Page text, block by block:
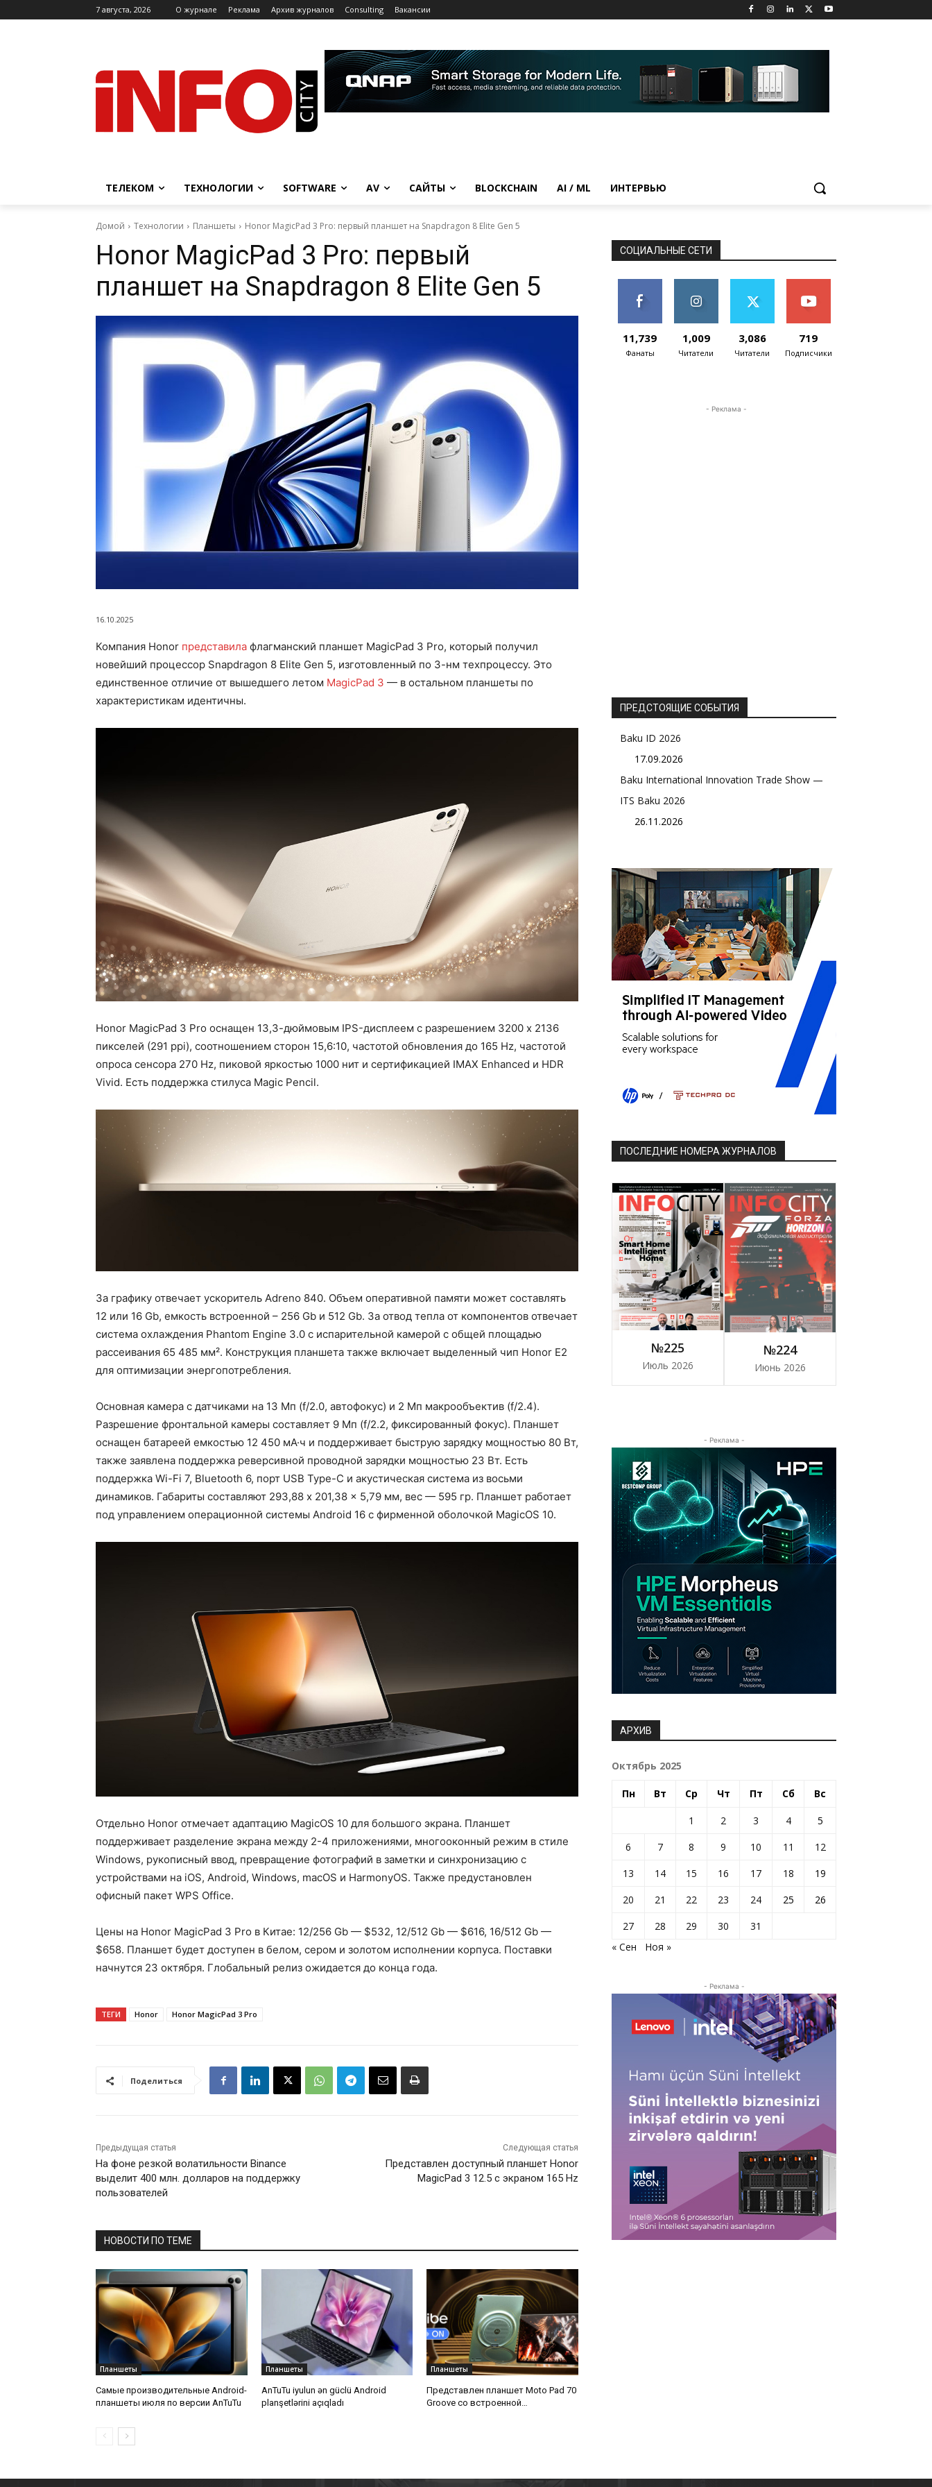
7 августа, 2026 O журнале Реклама Архив журналов Consulting Вакансии
ТЕЛЕКОМ ТЕХНОЛОГИИ SOFTWARE AV САЙТЫ BLOCKCHAIN AI / ML ИНТЕРВЬЮ
Домой Технологии Планшеты Honor MagicPad 3 Pro: первый планшет на Snapdragon 8 Elite Gen 5
Honor MagicPad 3 Pro: первый
планшет на Snapdragon 8 Elite Gen 5
16.10.2025
Компания Honor представила флагманский планшет MagicPad 3 Pro, который получил
новейший процессор Snapdragon 8 Elite Gen 5, изготовленный по 3-нм техпроцессу. Это
единственное отличие от вышедшего летом MagicPad 3 — в остальном планшеты по
характеристикам идентичны.
Honor MagicPad 3 Pro оснащен 13,3-дюймовым IPS-дисплеем с разрешением 3200 x 2136
пикселей (291 ppi), соотношением сторон 15,6:10, частотой обновления до 165 Hz, частотой
опроса сенсора 270 Hz, пиковой яркостью 1000 нит и сертификацией IMAX Enhanced и HDR
Vivid. Есть поддержка стилуса Magic Pencil.
За графику отвечает ускоритель Adreno 840. Объем оперативной памяти может составлять
12 или 16 Gb, емкость встроенной – 256 Gb и 512 Gb. За отвод тепла от компонентов отвечает
система охлаждения Phantom Engine 3.0 с испарительной камерой с общей площадью
рассеивания 65 485 мм². Конструкция планшета также включает выделенный чип Honor E2
для оптимизации энергопотребления.
Основная камера с датчиками на 13 Мп (f/2.0, автофокус) и 2 Мп макрообъектив (f/2.4).
Разрешение фронтальной камеры составляет 9 Мп (f/2.2, фиксированный фокус). Планшет
оснащен батареей емкостью 12 450 мА·ч и поддерживает быструю зарядку мощностью 80 Вт,
также заявлена поддержка реверсивной проводной зарядки мощностью 23 Вт. Есть
поддержка Wi-Fi 7, Bluetooth 6, порт USB Type-C и акустическая система из восьми
динамиков. Габариты составляют 293,88 x 201,38 x 5,79 мм, вес — 595 гр. Планшет работает
под управлением операционной системы Android 16 с фирменной оболочкой MagicOS 10.
Отдельно Honor отмечает адаптацию MagicOS 10 для большого экрана. Планшет
поддерживает разделение экрана между 2-4 приложениями, многооконный режим в стиле
Windows, рукописный ввод, превращение фотографий в заметки и синхронизацию с
устройствами на iOS, Android, Windows, macOS и HarmonyOS. Также предустановлен
офисный пакет WPS Office.
Цены на Honor MagicPad 3 Pro в Китае: 12/256 Gb — $532, 12/512 Gb — $616, 16/512 Gb —
$658. Планшет будет доступен в белом, сером и золотом исполнении корпуса. Поставки
начнутся 23 октября. Глобальный релиз ожидается до конца года.
ТЕГИ Honor Honor MagicPad 3 Pro
Поделиться
Предыдущая статья
На фоне резкой волатильности Binance
выделит 400 млн. долларов на поддержку
пользователей
Следующая статья
Представлен доступный планшет Honor
MagicPad 3 12.5 с экраном 165 Hz
НОВОСТИ ПО ТЕМЕ
Планшеты
Самые производительные Android-
планшеты июля по версии AnTuTu
Планшеты
AnTuTu iyulun ən güclü Android
planşetlərini açıqladı
Планшеты
Представлен планшет Moto Pad 70
Groove со встроенной
СОЦИАЛЬНЫЕ СЕТИ
11,739
Фанаты
1,009
Читатели
3,086
Читатели
719
Подписчики
- Реклама -
ПРЕДСТОЯЩИЕ СОБЫТИЯ
Baku ID 2026
17.09.2026
Baku International Innovation Trade Show —
ITS Baku 2026
26.11.2026
ПОСЛЕДНИЕ НОМЕРА ЖУРНАЛОВ
№225
Июль 2026
№224
Июнь 2026
- Реклама -
АРХИВ
Октябрь 2025
Пн Вт Ср Чт Пт Сб Вс
1 2 3 4
5
6
7 8 9 10 11
12
13
14 15 16 17 18
19
20
21 22 23 24 25
26
27
28 29 30
31
« Сен
Ноя »
- Реклама -